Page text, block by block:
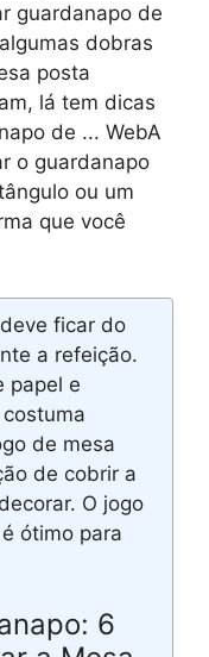
guardanapo de
dobras
posta
lá tem dicas
de ... WebA
o guardanapo
ou um
que você
ficar do
a refeição.
papel e
de mesa
de cobrir a
O jogo
ótimo para
6